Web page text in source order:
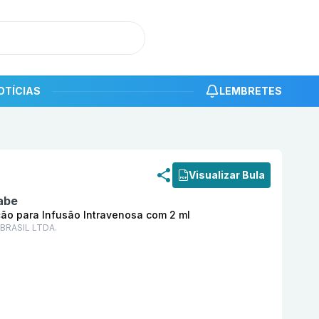
LEMBRETES
Visualizar Bula
para Infusão Intravenosa com 2 ml
LTDA.